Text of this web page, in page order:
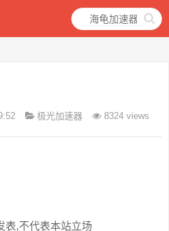
极光加速器 8324 views
表,不代表本站立场